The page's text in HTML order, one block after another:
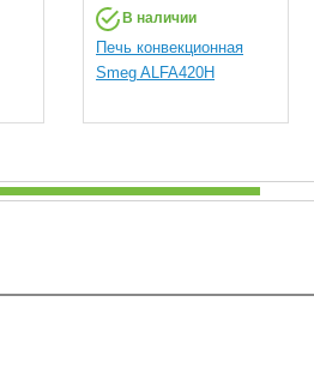
В наличии
Печь конвекционная
Smeg ALFA420H